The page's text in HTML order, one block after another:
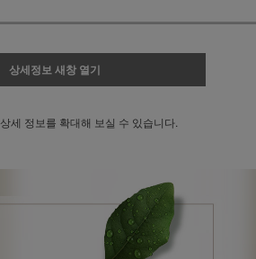
상세정보 새창 열기
상세 정보를 확대해 보실 수 있습니다.